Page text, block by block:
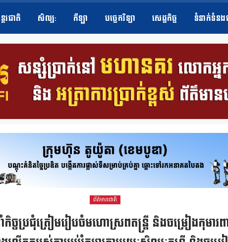
តរជាតិ សិល្ប​: កីឡា បច្ចេកវិទ្យា សេដ្ឋកិច្ច ទំនាក់ទំនង
ព័ត៌មានជាតិ
ាំកិច្ចប្រជុំត្រៀមរៀបចំមហោស្រពតន្ត្រី និងចម្រៀងកុមារ